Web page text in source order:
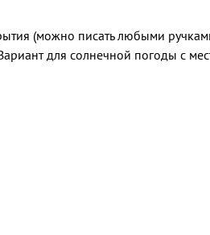
(можно писать любыми
для солнечной погоды с